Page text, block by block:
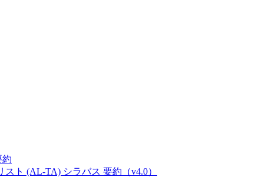
約
スト (AL-TA) シラバス 要約（v4.0）